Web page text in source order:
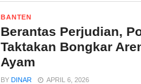
BANTEN
Berantas Perjudian,
Taktakan Bongkar
Ayam
BYDINAR APRIL 6, 2026